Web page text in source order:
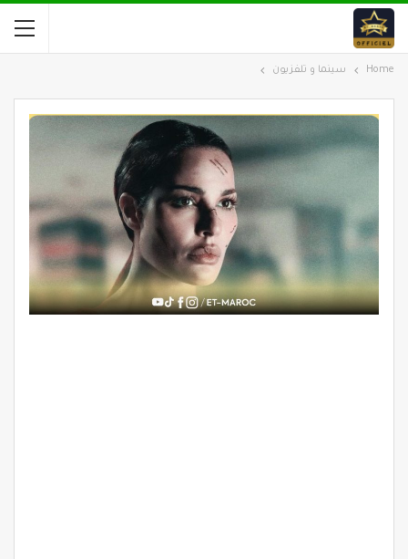
Home سينما و تلفزيون